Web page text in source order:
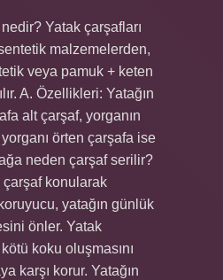
Yatak çarşafları
malzemelerden,
veya pamuk + keten
A. Özellikleri: Yatağın
alt çarşaf, yorganın
örten çarşafa ise
neden çarşaf serilir?
çarşaf konularak
yatağın günlük
önler. Yatak
koku oluşmasını
karşı korur. Yatağın